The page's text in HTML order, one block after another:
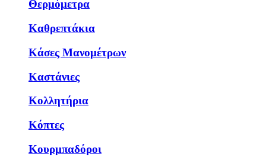
Θερμόμετρα
Καθρεπτάκια
Κάσες Μανομέτρων
Καστάνιες
Κολλητήρια
Κόπτες
Κουρμπαδόροι